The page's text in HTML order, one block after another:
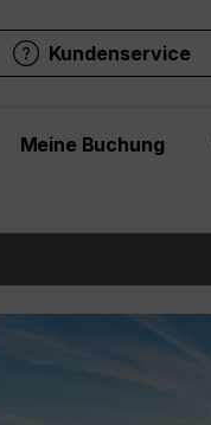
Kundenservice
Meine Buchung